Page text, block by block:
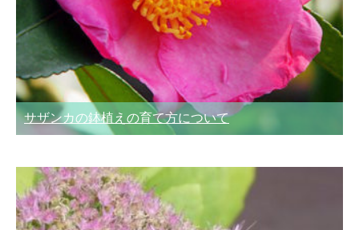
サザンカの鉢植えの育て方について